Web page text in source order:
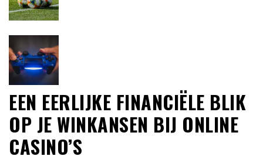
EEN EERLIJKE FINANCIËLE BLIK
OP JE WINKANSEN BIJ ONLINE
CASINO’S